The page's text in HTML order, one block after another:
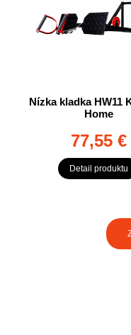
Nízka kladka HW11
Home
77,55 €
Detail produktu